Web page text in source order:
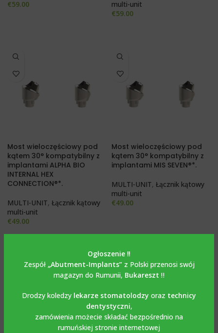
Ogłoszenie ‼️
Zespół „Abutment-Implants”z Polski przenosi swój
magazyn do Rumunii, Bukareszt ‼️
Drodzy koledzy lekarze stomatolodzy oraz technicy
dentystyczni,
zamówienia możecie składać bezpośrednio na
rumuńskiej stronie internetowej
€59.00
multi-unit
€59.00
Most wieloczęściowy pod
kątem 30° kompatybilny z
implantami ALPHA BIO
INTERNAL HEX
CONNECTION®*.
MULTI-UNIT, Łącznik kątowy
multi-unit
€49.00
Most wieloczęściowy pod
kątem 30° kompatybilny z
implantami MIS SEVEN®*.
MULTI-UNIT, Łącznik kątowy
multi-unit
€49.00